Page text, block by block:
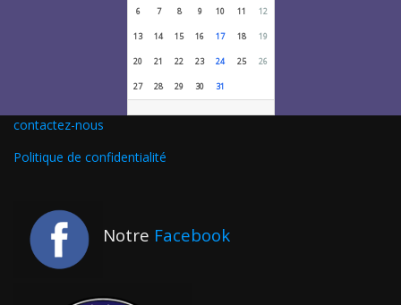
6 7 8 9 10 11 12
13 14 15 16 17 18 19
20 21 22 23 24 25 26
27 28 29 30 31
contactez-nous
Politique de confidentialité
Notre Facebook